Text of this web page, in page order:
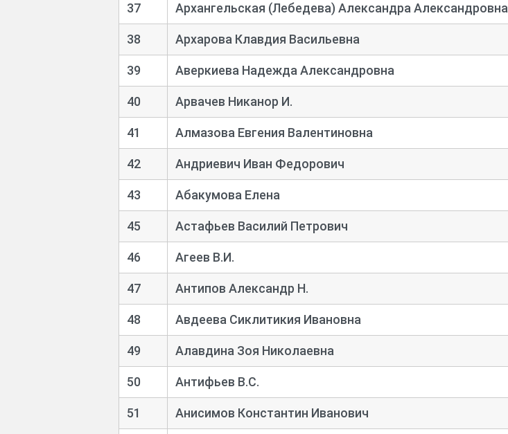
37 Архангельская (Лебедева) Александра Александровна
38 Архарова Клавдия Васильевна
39 Аверкиева Надежда Александровна
40 Арвачев Никанор И.
41 Алмазова Евгения Валентиновна
42 Андриевич Иван Федорович
43 Абакумова Елена
45 Астафьев Василий Петрович
46 Агеев В.И.
47 Антипов Александр Н.
48 Авдеева Сиклитикия Ивановна
49 Алавдина Зоя Николаевна
50 Антифьев В.С.
51 Анисимов Константин Иванович